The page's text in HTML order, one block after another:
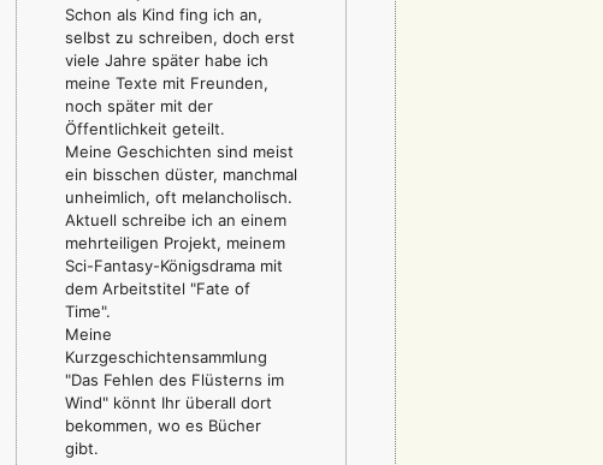
Schon als Kind fing ich an,
selbst zu schreiben, doch erst
viele Jahre später habe ich
meine Texte mit Freunden,
noch später mit der
Öffentlichkeit geteilt.
Meine Geschichten sind meist
ein bisschen düster, manchmal
unheimlich, oft melancholisch.
Aktuell schreibe ich an einem
mehrteiligen Projekt, meinem
Sci-Fantasy-Königsdrama mit
dem Arbeitstitel "Fate of
Time".
Meine
Kurzgeschichtensammlung
"Das Fehlen des Flüsterns im
Wind" könnt Ihr überall dort
bekommen, wo es Bücher
gibt.